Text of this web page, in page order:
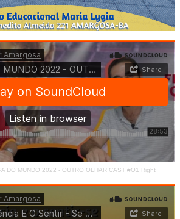
DO MUNDO 2022 - OUTRO OLHAR CAST #O1 Right